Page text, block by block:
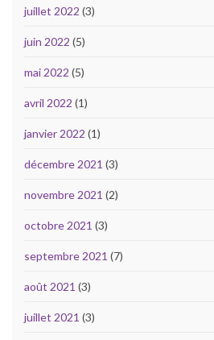
juillet 2022 (3)
juin 2022 (5)
mai 2022 (5)
avril 2022 (1)
janvier 2022 (1)
décembre 2021 (3)
novembre 2021 (2)
octobre 2021 (3)
septembre 2021 (7)
août 2021 (3)
juillet 2021 (3)